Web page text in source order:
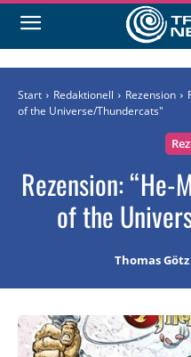
Start Redaktionell Rezension
of the Universe/Thundercats"
Rezension:
of the
Thomas Götz